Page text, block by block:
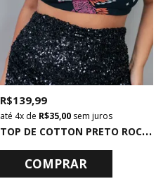
T
OP DE COTTON PRETO ROCKIES
R$ 139,99
4xde R$ 35,00sem juros
COMPRAR